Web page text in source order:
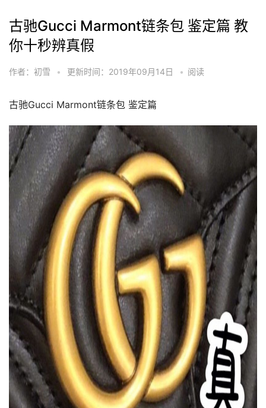
古驰Gucci Marmont链条包 鉴定篇 教
你十秒辨真假
作者：初雪 • 更新时间：2019年09月14日 • 阅读
古驰Gucci Marmont链条包 鉴定篇